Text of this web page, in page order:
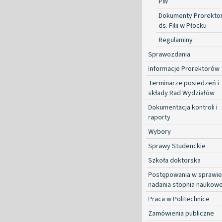
Dokumenty
ds. Filii w Płocku
Regulaminy
Sprawozdania
Informacje Prorektorów
Terminarze posiedzeń i
składy Rad Wydziałów
Dokumentacja kontroli i
raporty
Wybory
Sprawy Studenckie
Szkoła doktorska
Postępowania w sprawie
nadania stopnia
Praca w Politechnice
Zamówienia publiczne